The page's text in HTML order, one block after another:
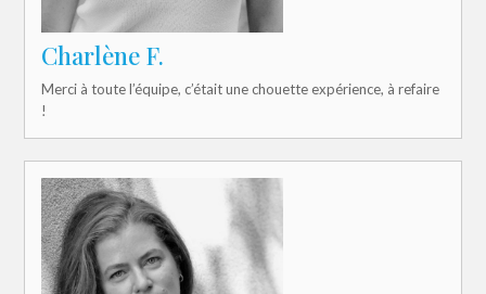
Charlène F.
Merci à toute l’équipe, c’était une chouette expérience, à refaire
!